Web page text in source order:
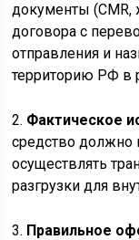
документы
договора с
отправления и
территорию РФ в
2. Фактическое
средство должно
осуществлять
разгрузки для
3. Правильное